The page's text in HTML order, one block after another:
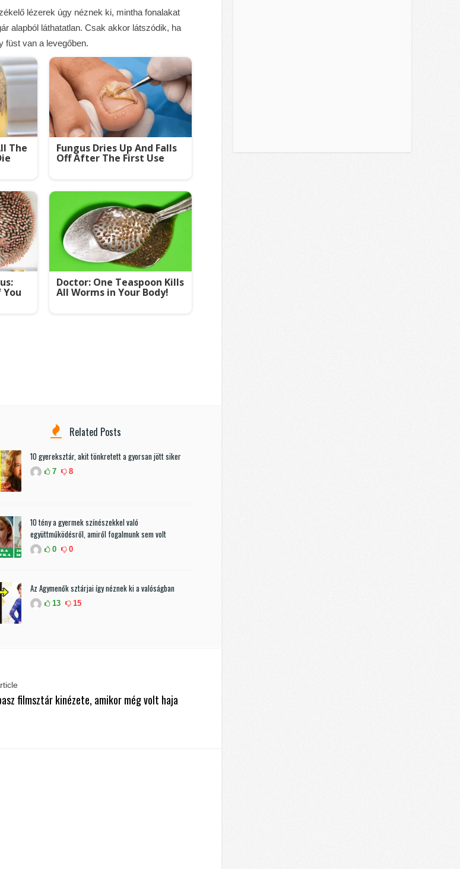
lézerek úgy néznek ki, mintha fonalakat
alapból láthatatlan. Csak akkor látszódik, ha
füst van a levegőben.
The Fungus Dries Up And Falls
Off After The First Use
Doctor: One Teaspoon Kills
All Worms in Your Body!
Related Posts
10 gyereksztár, akit tönkretett a gyorsan jött siker
7 8
10 tény a gyermek színészekkel való
együttműködésről, amiről fogalmunk sem volt
0 0
Az Agymenők sztárjai így néznek ki a valóságban
13 15
filmsztár kinézete, amikor még volt haja